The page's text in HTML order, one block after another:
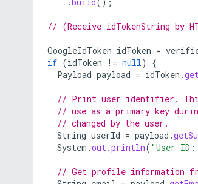
// (Receive idTokenString by
GoogleIdToken idToken =
if (idToken != null)
{
Payload payload = idToken .
// Print user identifier. This
// use as a primary key
// changed by the user.
String userId = payload .
System .out.println( "User
// Get profile information